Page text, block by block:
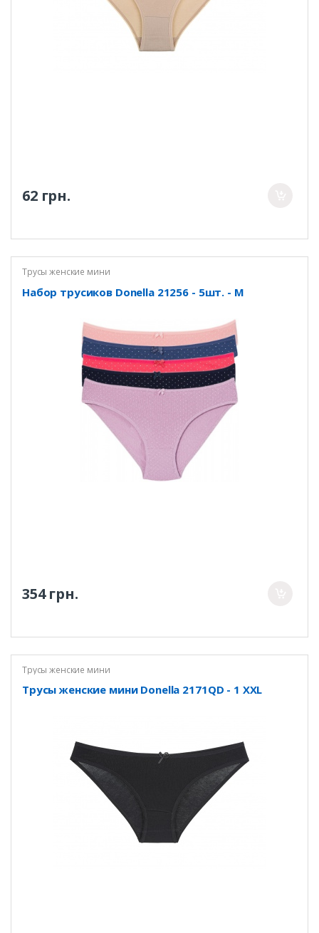
62 грн.
Трусы женские мини
Набор трусиков Donella 21256 - 5шт. - M
354 грн.
Трусы женские мини
Трусы женские мини Donella 2171QD - 1 XXL